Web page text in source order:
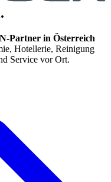
Partner in Österreich
Hotellerie, Reinigung
Service vor Ort.